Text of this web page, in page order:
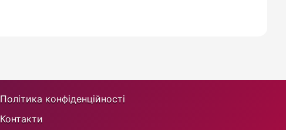
Політика конфіденційності
Контакти